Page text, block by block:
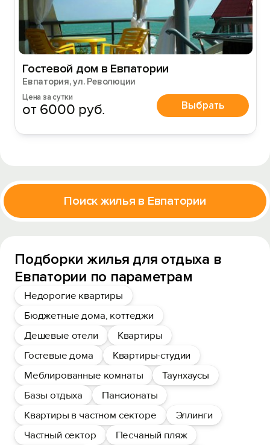
Гостевой дом в Евпатории
Евпатория, ул. Революции
Цена за сутки
от 6000 руб. Выбрать
Поиск жилья в Евпатории
Подборки жилья для отдыха в
Евпатории по параметрам
Недорогие квартиры
Бюджетные дома, коттеджи
Дешевые отели
Квартиры
Гостевые дома
Квартиры-студии
Меблированные комнаты
Таунхаусы
Базы отдыха
Пансионаты
Квартиры в частном секторе
Эллинги
Частный сектор
Песчаный пляж